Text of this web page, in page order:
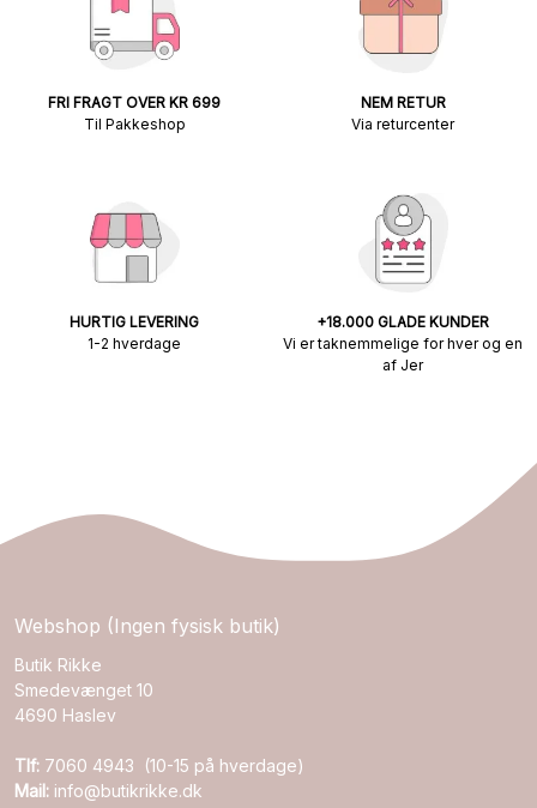
FRI FRAGT OVER KR 699
Til Pakkeshop
NEM RETUR
Via returcenter
HURTIG LEVERING
1-2 hverdage
+18.000 GLADE KUNDER
Vi er taknemmelige for hver og en
af Jer
Webshop (Ingen fysisk butik)
Butik Rikke
Smedevænget 10
4690 Haslev
Tlf: 7060 4943 (10-15 på hverdage)
Mail: info@butikrikke.dk